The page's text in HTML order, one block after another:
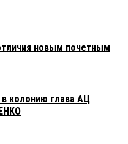
новым почетным
колонию глава АЦ